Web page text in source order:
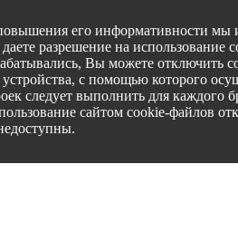
его информативности мы
разрешение на
Вы можете отключить
с помощью которого
следует выполнить для каждого
сайтом cookie-файлов